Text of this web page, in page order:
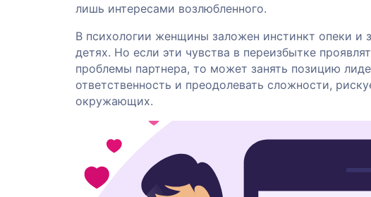
лишь интересами возлюбленного.
В психологии женщины заложен инстинкт опеки и
детях. Но если эти чувства в переизбытке
проблемы партнера, то может занять позицию
ответственность и преодолевать сложности,
окружающих.